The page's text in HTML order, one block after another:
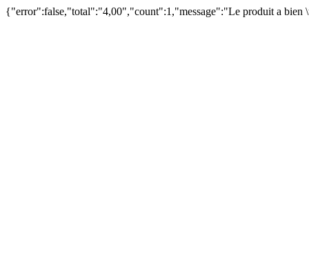
{"error":false,"total":"4,00","count":1,"message":"Le produit a bien